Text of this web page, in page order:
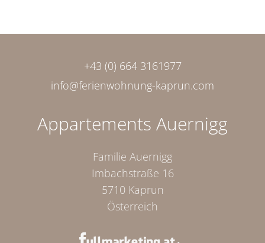
+43 (0) 664 3161977
info@ferienwohnung-kaprun.com
Appartements Auernigg
Familie Auernigg
Imbachstraße 16
5710 Kaprun
Österreich